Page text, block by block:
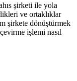
şirketi ile yola
ve ortaklıklar
şirkete dönüştürmek
işlemi nasıl